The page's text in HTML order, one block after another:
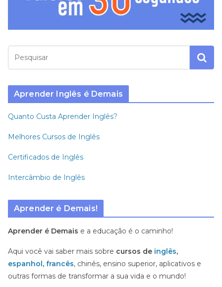
Aprender Inglês é Demais
Quanto Custa Aprender Inglês?
Melhores Cursos de Inglês
Certificados de Inglês
Intercâmbio de Inglês
Aprender é Demais!
Aprender é Demais e a educação é o caminho!
Aqui você vai saber mais sobre cursos de inglês,
espanhol , francês, chinês, ensino superior, aplicativos e
outras formas de transformar a sua vida e o mundo!